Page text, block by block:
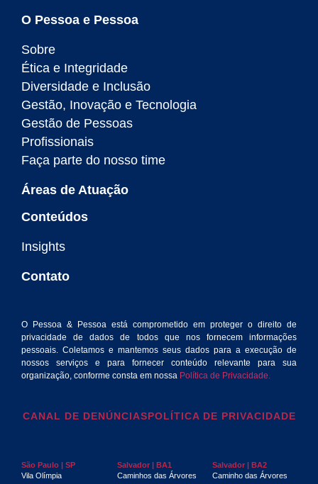
O Pessoa e Pessoa
Sobre
Ética e Integridade
Diversidade e Inclusão
Gestão, Inovação e Tecnologia
Gestão de Pessoas
Profissionais
Faça parte do nosso time
Áreas de Atuação
Conteúdos
Insights
Contato
O Pessoa & Pessoa está comprometido em proteger o direito de
privacidade de dados de todos que nos fornecem informações
pessoais. Coletamos e mantemos seus dados para a execução de
nossos serviços e para fornecer conteúdo relevante para sua
organização, conforme consta em nossa Política de Privacidade.
CANAL DE DENÚNCIASPOLÍTICA DE PRIVACIDADE
São Paulo | SP
Vila Olímpia
Salvador | BA1
Caminhos das Árvores
Salvador | BA2
Caminho das Árvores